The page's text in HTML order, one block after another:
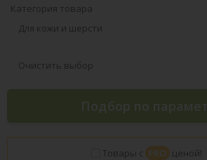
Категория товара
Для кожи и шерсти
Очистить выбор
Подбор по
Товары с PRO ценой!